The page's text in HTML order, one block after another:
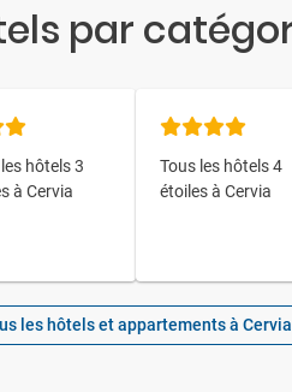
par
hôtels 3
à Cervia
Tous les hôtels 4
étoiles à Cervia
les hôtels et appartements à Cervia